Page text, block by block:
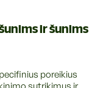
ir šunims
poreikius